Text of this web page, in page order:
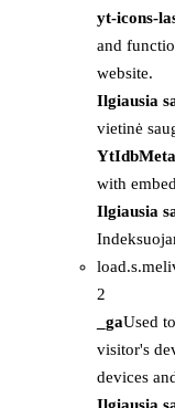
yt-icons-
and
website.
Ilgiausia
vietinė
with
Ilgiausia
2
_gaUsed
visitor's
devices
Ilgiausia